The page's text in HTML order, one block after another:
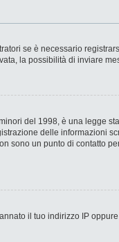
se è necessario
la possibilità di inviare
del 1998, è una legge
delle informazioni
sono un punto di contatto
il tuo indirizzo IP